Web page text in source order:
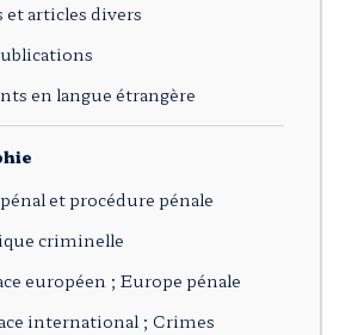
et articles divers
en langue étrangère
et procédure pénale
criminelle
européen ; Europe pénale
international ; Crimes